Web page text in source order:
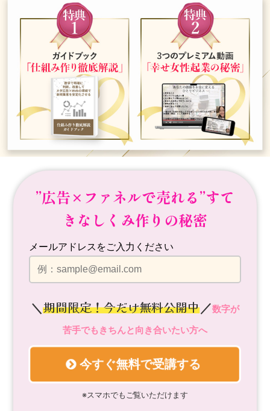
”広告×ファネルで売れる”すて
きなしくみ作りの秘密
メールアドレスをご入力ください
＼期間限定！今だけ無料公開中／数字が
苦手でもきちんと向き合いたい方へ
今すぐ無料で受講する
※スマホでもご覧いただけます